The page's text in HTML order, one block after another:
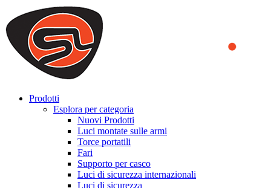
We use cookies to ensure that we provide you the best experience
on our website. By continuing to browse this website, you accept
that cookies are used to help us analyze how the website is used and
to offer you a better experience. To learn more or to find out how
you can disable cookies, you can access our
Prodotti
Esplora per categoria
Nuovi Prodotti
Luci montate sulle armi
Torce portatili
Fari
Supporto per casco
Luci di sicurezza internazionali
Luci di sicurezza